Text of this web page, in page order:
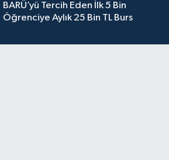
BARÜ’yü Tercih Eden İlk 5 Bin
Öğrenciye Aylık 25 Bin TL Burs